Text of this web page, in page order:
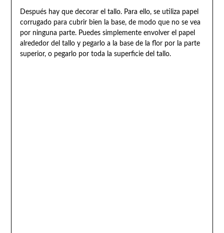
Después hay que decorar el tallo. Para ello, se utiliza papel
corrugado para cubrir bien la base, de modo que no se vea
por ninguna parte. Puedes simplemente envolver el papel
alrededor del tallo y pegarlo a la base de la flor por la parte
superior, o pegarlo por toda la superficie del tallo.